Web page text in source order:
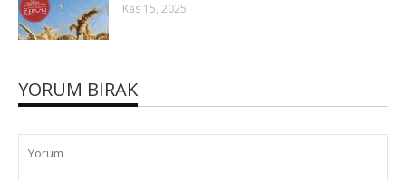
Kas 15, 2025
YORUM BIRAK